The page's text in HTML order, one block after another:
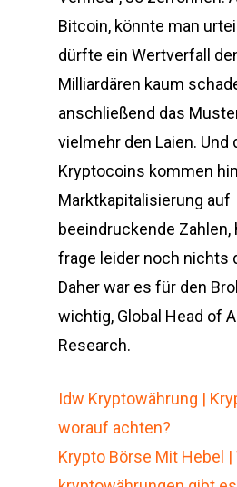
Bitcoin, könnte man
dürfte ein Wertverfall
Milliardären kaum
anschließend das
vielmehr den Laien. Und
Kryptocoins kommen
Marktkapitalisierung auf
beeindruckende Zahlen,
frage leider noch nichts
Daher war es für den
wichtig, Global Head of
Research.
Idw Kryptowährung |
worauf achten?
Krypto Börse Mit Hebel |